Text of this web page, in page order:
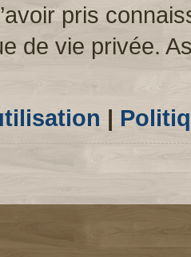
pris
de vie privée.
|